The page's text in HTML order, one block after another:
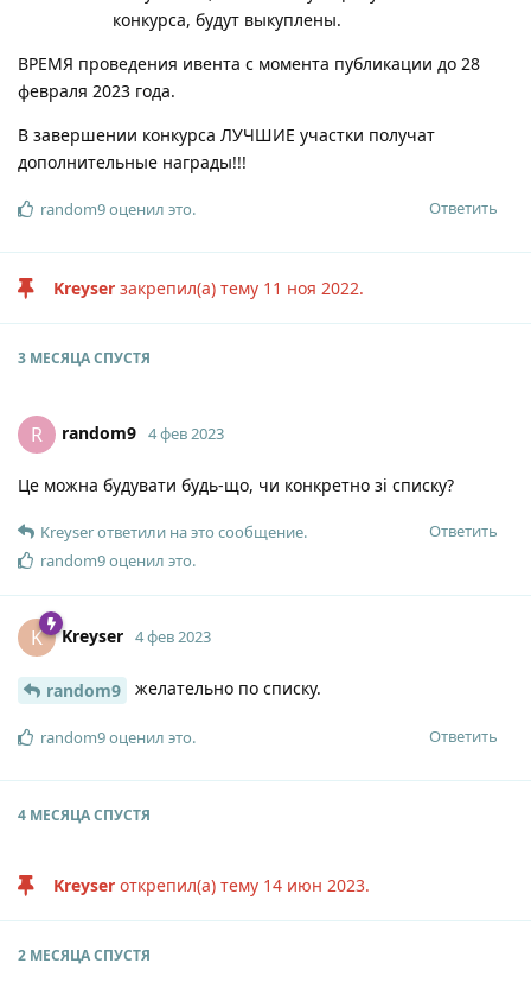
конкурса, будут выкуплены.
ВРЕМЯ проведения ивента с момента публикации до 28
февраля 2023 года.
В завершении конкурса ЛУЧШИЕ участки получат
дополнительные награды!!!
Ответить
random9оценил это.
Kreyser закрепил(а) тему 11 ноя 2022.
3 МЕСЯЦАСПУСТЯ
R random9 4 фев 2023
Це можна будувати будь-що, чи конкретно зі списку?
Ответить
Kreyserответили на это сообщение.
random9оценил это.
K Kreyser 4 фев 2023
random9 желательно по списку.
Ответить
random9оценил это.
4 МЕСЯЦАСПУСТЯ
Kreyser открепил(а) тему 14 июн 2023.
2 МЕСЯЦАСПУСТЯ